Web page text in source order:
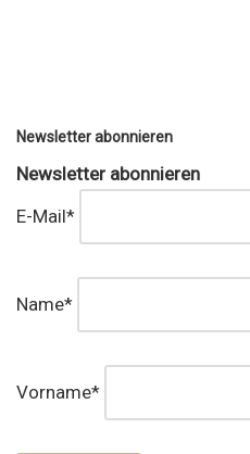
Newsletter abonnieren
Newsletter abonnieren
E-Mail*
Name*
Vorname*